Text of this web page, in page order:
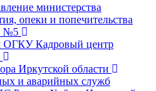
министерства
опеки и попечительства
№5
ОГКУ Кадровый центр
Иркутской области
и аварийных служб